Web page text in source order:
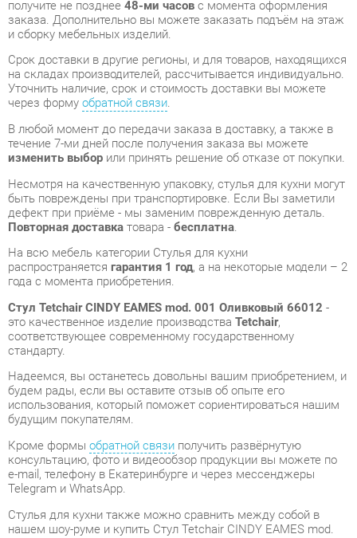
Уточнить наличие, срок и стоимость доставки вы можете
через формуобратной связи.
В любой момент до передачи заказа в доставку, а также в
течение 7-ми дней после получения заказа вы можете
изменить выборили принять решение об отказе от покупки.
Несмотря на качественную упаковку, стулья для кухни могут
дефект при приёме - мы заменим поврежденную деталь.
Повторная доставкатовара -бесплатна.
распространяетсягарантия 1 год, а на некоторые модели – 2
года с момента приобретения.
Стул Tetchair CINDY EAMES mod. 001 Оливковый 66012
это качественное изделие производства
соответствующее современному государственному
стандарту.
Надеемся, вы останетесь довольны вашим приобретением, и
будем рады, если вы оставите отзыв об опыте его
использования, который поможет сориентироваться нашим
будущим покупателям.
Кроме формы
консультацию, фото и видеообзор продукции вы можете по
e-mail, телефону в Екатеринбурге и через мессенджеры
Telegram и WhatsApp.
Стулья для кухни также можно сравнить между собой в
001 Оливковый 66012, самостоятельно забрав его с нашего
центрального склада в г. Екатеринбург. Полный список
адресов и магазинов смотрите на страницеконтактов.
Материал Массив дерева